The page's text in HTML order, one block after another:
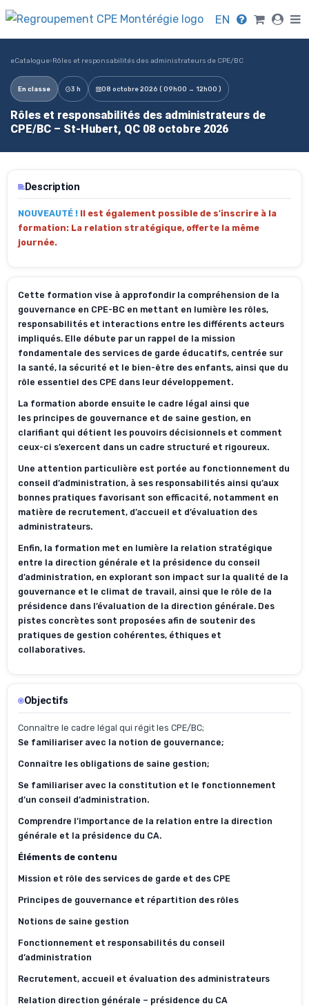
EN
eCatalogue›Rôles et responsabilités des administrateurs de CPE/BC
En classe 3 h 08 octobre 2026 ( 09h00 → 12h00 )
Rôles et responsabilités des administrateurs de
CPE/BC – St-Hubert, QC 08 octobre 2026
Description
NOUVEAUTÉ ! Il est également possible de s'inscrire à la
formation: La relation stratégique, offerte la même
journée.
Cette formation vise à approfondir la compréhension de la
gouvernance en CPE-BC en mettant en lumière les rôles,
responsabilités et interactions entre les différents acteurs
impliqués. Elle débute par un rappel de la mission
fondamentale des services de garde éducatifs, centrée sur
la santé, la sécurité et le bien-être des enfants, ainsi que du
rôle essentiel des CPE dans leur développement.
La formation aborde ensuite le cadre légal ainsi que
les principes de gouvernance et de saine gestion, en
clarifiant qui détient les pouvoirs décisionnels et comment
ceux-ci s’exercent dans un cadre structuré et rigoureux.
Une attention particulière est portée au fonctionnement du
conseil d’administration, à ses responsabilités ainsi qu’aux
bonnes pratiques favorisant son efficacité, notamment en
matière de recrutement, d’accueil et d’évaluation des
administrateurs.
Enfin, la formation met en lumière la relation stratégique
entre la direction générale et la présidence du conseil
d’administration, en explorant son impact sur la qualité de la
gouvernance et le climat de travail, ainsi que le rôle de la
présidence dans l’évaluation de la direction générale. Des
pistes concrètes sont proposées afin de soutenir des
pratiques de gestion cohérentes, éthiques et
collaboratives.
Objectifs
Connaître le cadre légal qui régit les CPE/BC;
Se familiariser avec la notion de gouvernance;
Connaître les obligations de saine gestion;
Se familiariseravec la constitution et le fonctionnement
d’un conseil d’administration.
Comprendre l’importance de la relation entre la direction
générale et la présidence du CA.
Éléments de contenu
Mission et rôle des services de garde et des CPE
Principes de gouvernance et répartition des rôles
Notions de saine gestion
Fonctionnement et responsabilités du conseil
d’administration
Recrutement, accueil et évaluation des administrateurs
Relation direction générale – présidence du CA